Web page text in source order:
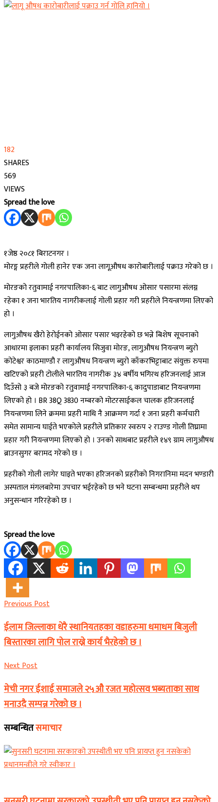
182
SHARES
569
VIEWS
Spread the love
१जेष्ठ २०८१ बिराटनगर ।
मोरङ्ग प्रहरीले गोली हानेर एक जना लागूऔषध कारोबारीलाई पक्राउ गरेको छ ।
मोरङको रतुवामाई नगरपालिका-६ बाट लागुऔषध ओसार पसारमा संलग्न
रहेका १ जना भारतिय नागरीकलाई गोली प्रहार गरी प्रहरीले नियन्त्रणमा लिएको
हो ।
लागुऔषध खैरो हेरोईनको ओसार पसार भइरहेको छ भन्ने बिशेष सूचनाको
आधारमा इलाका प्रहरी कार्यालय सिजुवा मोरङ, लागुऔषध नियन्त्रण ब्युरो
कोटेश्वर काठमाण्डौ र लागुऔषध नियन्त्रण ब्युरो काँकरभिट्टाबाट संयुक्त रुपमा
खटिएको प्रहरी टोलीले भारतिय नागरीक ३४ बर्षीय भगिरथ हरिजनलाई आज
दिउँसो ३ बजे मोरङको रतुवामाई नगरपालिका-६ कादुपाडाबाट नियन्त्रणमा
लिएको हो । BR 38Q 3830 नम्बरको मोटरसाईकल चालक हरिजनलाई
नियन्त्रणमा लिने क्रममा प्रहरी माथि नै आक्रमण गर्दा १ जना प्रहरी कर्मचारी
समेत सामान्य घाईते भएकोले प्रहरीले प्रतिकार स्वरुप २ राउण्ड गोली तिघ्रामा
प्रहार गरी नियन्त्रणमा लिएको हो । उनको साथबाट प्रहरीले १४९ ग्राम लागुऔषध
ब्राउनसुगर बरामद गरेको छ ।
प्रहरीको गोली लागेर घाइते भएका हरिजनको प्रहरीको निगरानिमा मदन भण्डारी
अस्पताल मंगलबारेमा उपचार भईरहेको छ भने घटना सम्बन्धमा प्रहरीले थप
अनुसन्धान गरिरहेको छ ।
Spread the love
Previous Post
ईलाम जिल्लाका धेरै स्थानियतहका वडाहरुमा धमाधम बिजुली
बिस्तारका लागि पोल राख्ने कार्य भैरहेको छ ।
Next Post
मेची नगर ईशाई समाजले २५औ रजत महोत्सव भब्यताका साथ
मनाउदै सम्पन्न गरेको छ ।
सम्बन्धितसमाचार